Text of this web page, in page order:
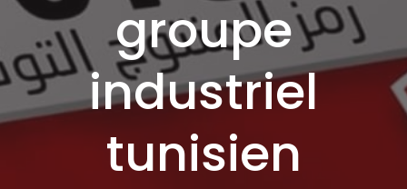
groupe
industriel
tunisien